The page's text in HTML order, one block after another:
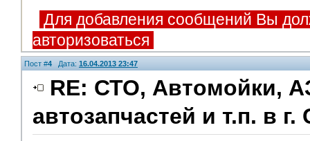
Для добавления сообщений Вы
авторизоваться
Пост #4Дата: 16.04.2013 23:47
RE: СТО, Автомойки,
автозапчастей и т.п. в г.